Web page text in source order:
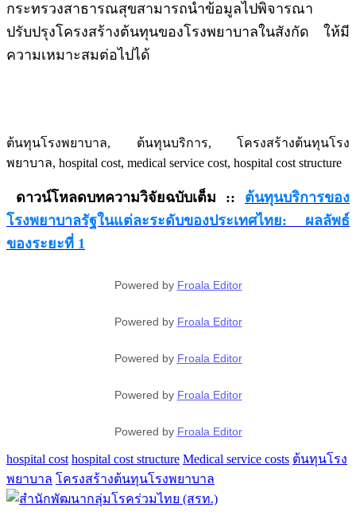
กระทรวงสาธารณสุขสามารถนำข้อมูลไปพิจารณา
ปรับปรุงโครงสร้างต้นทุนของโรงพยาบาลในสังกัด ให้มี
ความเหมาะสมต่อไปได้
ต้นทุนโรงพยาบาล, ต้นทุนบริการ, โครงสร้างต้นทุนโรง
พยาบาล, hospital cost, medical service cost, hospital cost structure
ดาวน์โหลดบทความวิจัยฉบับเต็ม :: ต้นทุนบริการของ
โรงพยาบาลรัฐในแต่ละระดับของประเทศไทย: ผลลัพธ์
ของระยะที่ 1
Powered by Froala Editor
Powered by Froala Editor
Powered by Froala Editor
Powered by Froala Editor
Powered by Froala Editor
hospital cost hospital cost structure Medical service costs ต้นทุนโรง
พยาบาล โครงสร้างต้นทุนโรงพยาบาล